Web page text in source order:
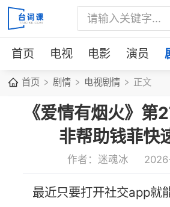
首页 电视 电影 演员
首页 剧情 电视剧情 正文
《爱情有烟火》第
非帮助钱菲快
作者：迷魂冰
最近只要打开社交app就